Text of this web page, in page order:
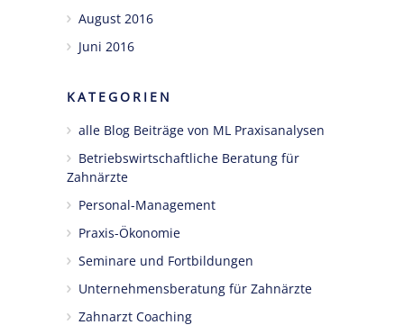
August 2016
Juni 2016
KATEGORIEN
alle Blog Beiträge von ML Praxisanalysen
Betriebswirtschaftliche Beratung für
Zahnärzte
Personal-Management
Praxis-Ökonomie
Seminare und Fortbildungen
Unternehmensberatung für Zahnärzte
Zahnarzt Coaching